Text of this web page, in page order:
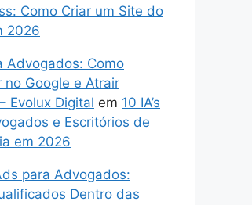
Como Criar um Site do
2026
Advogados: Como
no Google e Atrair
Evolux Digital em 10 IA’s
e Escritórios de
em 2026
para Advogados:
Dentro das